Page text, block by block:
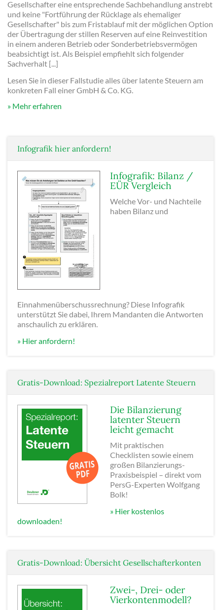
Gesellschafter eine entsprechende Sachbehandlung anstrebt
und keine "Fortführung der Rücklage als ehemaliger
Gesellschafter" bis zum Fristablauf mit der möglichen Option
der Übertragung der stillen Reserven auf eine Reinvestition
in einem anderen Betrieb oder Sonderbetriebsvermögen
beabsichtigt ist. Als Beispiel empfiehlt sich folgender
Sachverhalt [...]
Lesen Sie in dieser Fallstudie alles über latente Steuern am
konkreten Fall einer GmbH & Co. KG.
Mehr erfahren
Infografik hier anfordern!
Infografik: Bilanz /
EÜR Vergleich
Welche Vor- und Nachteile
haben Bilanz und
Einnahmenüberschussrechnung? Diese Infografik
unterstützt Sie dabei, Ihrem Mandanten die Antworten
anschaulich zu erklären.
» Hier anfordern!
Gratis-Download: Spezialreport Latente Steuern
Die Bilanzierung
latenter Steuern
leicht gemacht
Mit praktischen
Checklisten sowie einem
großen Bilanzierungs-
Praxisbeispiel – direkt vom
PersG-Experten Wolfgang
Bolk!
» Hier kostenlos
downloaden!
Gratis-Download: Übersicht Gesellschafterkonten
Zwei-, Drei- oder
Vierkontenmodell?